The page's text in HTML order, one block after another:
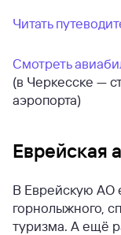
Читать
Смотреть
(в Черкесске —
аэропорта)
Еврейская
В Еврейскую АО
горнолыжного,
туризма. А ещё